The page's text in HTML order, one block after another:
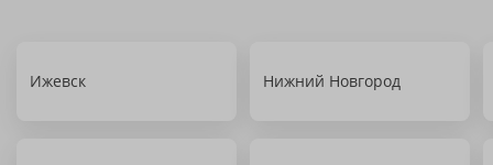
Ижевск Нижний Новгород